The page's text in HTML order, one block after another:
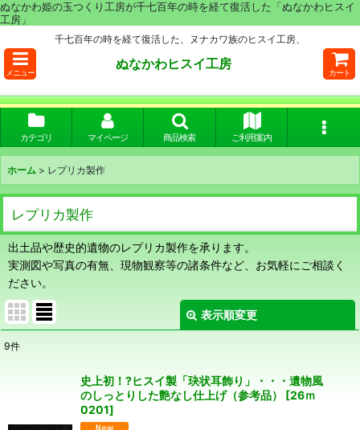
ぬなかわ姫の玉つくり工房が千七百年の時を経て復活した「ぬなかわヒスイ
工房」
千七百年の時を経て復活した、ヌナカワ族のヒスイ工房、
メニュー
ぬなかわヒスイ工房
カート
カテゴリ マイページ 商品検索 ご利用案内
ホーム > レプリカ製作
レプリカ製作
出土品や歴史的遺物のレプリカ製作を承ります。
実測図や写真の有無、現物観察等の諸条件など、お気軽にご相談く
ださい。
表示順変更
9件
史上初！?ヒスイ製「玦状耳飾り」・・・遺物風
のしっとりした艶なし仕上げ（参考品）
[26ｍ
0201]